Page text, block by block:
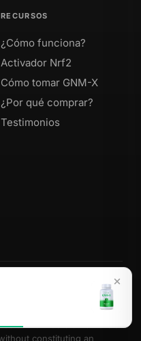
RECURSOS
¿Cómo funciona?
Activador Nrf2
Cómo tomar GNM-X
¿Por qué comprar?
Testimonios
· Colombia · Ecuador
as authorized distributors at
constituting an